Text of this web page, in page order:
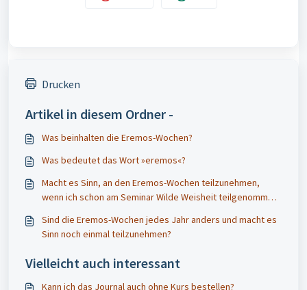
Drucken
Artikel in diesem Ordner -
Was beinhalten die Eremos-Wochen?
Was bedeutet das Wort »eremos«?
Macht es Sinn, an den Eremos-Wochen teilzunehmen,
wenn ich schon am Seminar Wilde Weisheit teilgenommen
Sind die Eremos-Wochen jedes Jahr anders und macht es
Sinn noch einmal teilzunehmen?
Vielleicht auch interessant
Kann ich das Journal auch ohne Kurs bestellen?